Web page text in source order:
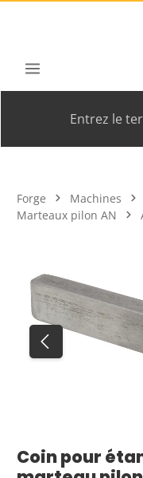
Passer au contenu
Forge Machines
Marteaux pilon AN
Coin pour